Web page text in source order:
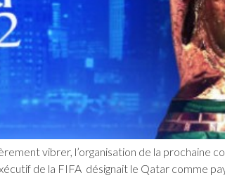
vibrer, l’organisation de la prochaine
de la FIFA désignait le Qatar comme